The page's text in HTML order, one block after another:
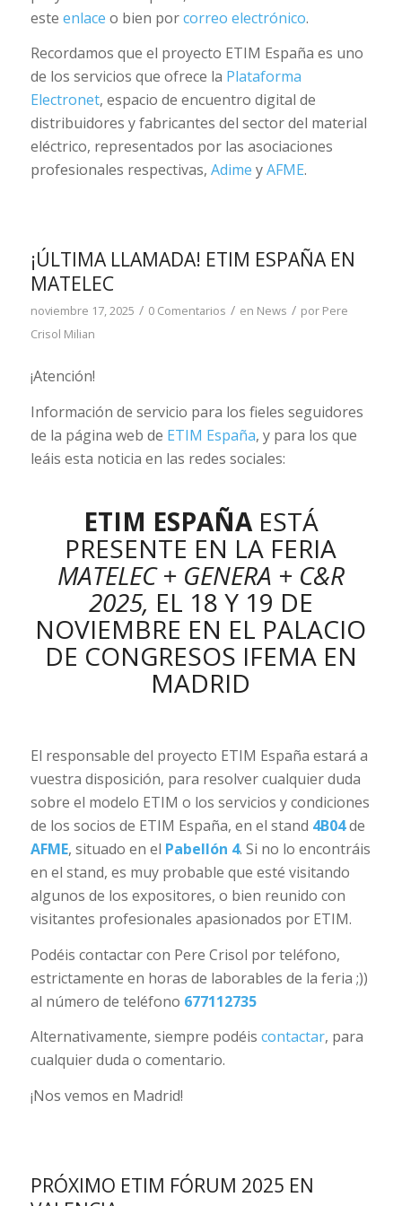
este enlace o bien porcorreo electrónico.
Recordamos que el proyecto ETIM España es uno
de los servicios que ofrece la Plataforma
Electronet, espacio de encuentro digital de
distribuidores y fabricantes del sector del material
eléctrico, representados por las asociaciones
profesionales respectivas, Adime yAFME.
¡ÚLTIMA LLAMADA! ETIM ESPAÑA EN
MATELEC
noviembre 17, 2025 / 0 Comentarios / en News / por Pere
Crisol Milian
¡Atención!
Información de servicio para los fieles seguidores
de la página web de ETIM España, y para los que
leáis esta noticia en las redes sociales:
ETIM ESPAÑAESTÁ
PRESENTE EN LA FERIA
MATELEC + GENERA + C&R
2025, EL 18 Y 19 DE
NOVIEMBRE EN EL PALACIO
DE CONGRESOS IFEMA EN
MADRID
El responsable del proyecto ETIM España estará a
vuestra disposición, para resolver cualquier duda
sobre el modelo ETIM o los servicios y condiciones
de los socios de ETIM España, en el stand 4B04de
AFME, situado en el Pabellón 4. Si no lo encontráis
en el stand, es muy probable que esté visitando
algunos de los expositores, o bien reunido con
visitantes profesionales apasionados por ETIM.
Podéis contactar con Pere Crisol por teléfono,
estrictamente en horas de laborables de la feria ;))
al número de teléfono 677112735
Alternativamente, siempre podéis contactar, para
cualquier duda o comentario.
¡Nos vemos en Madrid!
PRÓXIMO ETIM FÓRUM 2025 EN